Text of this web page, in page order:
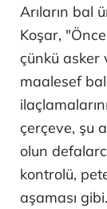
Arıların bal
Koşar,
çünkü asker
maalesef bal
çerçeve, şu
olun
kontrolü,
aşaması